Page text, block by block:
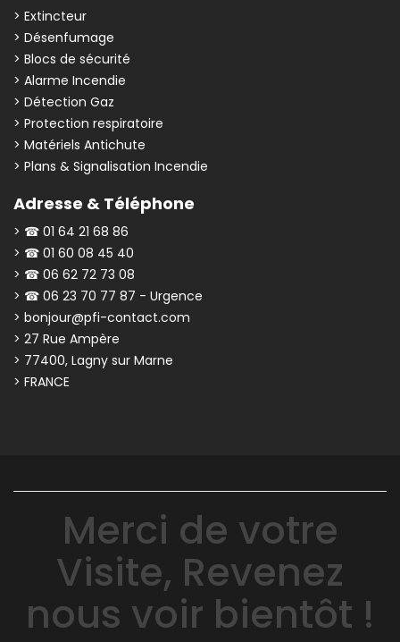
> Extincteur
> Désenfumage
> Blocs de sécurité
> Alarme Incendie
> Détection Gaz
> Protection respiratoire
> Matériels Antichute
> Plans & Signalisation Incendie
Adresse & Téléphone
> ☎ 01 64 21 68 86
> ☎ 01 60 08 45 40
> ☎ 06 62 72 73 08
> ☎ 06 23 70 77 87 - Urgence
> bonjour@pfi-contact.com
> 27 Rue Ampère
> 77400, Lagny sur Marne
> FRANCE
Merci de votre
Visite, Revenez
nous voir bientôt !